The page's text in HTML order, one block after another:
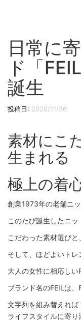
日常に
ド「
誕生
投稿日: 2020/11/26
素材にこ
生まれる
極上の着
創業1973年の老舗ニッ
このたび誕生したニッ
こだわった素材選びと
そして、ほどよいト
大人の女性に相応しい
ブランド名のFEILは、
文字列を組み替えれば
ライフスタイルに寄